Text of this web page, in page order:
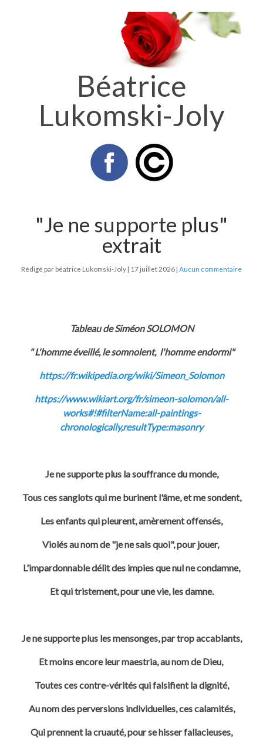
Béatrice
Lukomski-Joly
"Je ne supporte plus"
extrait
Rédigé par béatrice Lukomski-Joly 17 juillet 2026 Aucun commentaire
Tableau de Siméon SOLOMON
" L'homme éveillé, le somnolent, l'homme endormi"
https://fr.wikipedia.org/wiki/Simeon_Solomon
https://www.wikiart.org/fr/simeon-solomon/all-
works#!#filterName:all-paintings-
chronologically,resultType:masonry
Je ne supporte plus la souffrance du monde,
Tous ces sanglots qui me burinent l'âme, et me sondent,
Les enfants qui pleurent, amèrement offensés,
Violés au nom de "je ne sais quoi", pour jouer,
L'impardonnable délit des impies que nul ne condamne,
Et qui tristement, pour une vie, les damne.
Je ne supporte plus les mensonges, par trop accablants,
Et moins encore leur maestria, au nom de Dieu,
Toutes ces contre-vérités qui falsifient la dignité,
Au nom des perversions individuelles, ces calamités,
Qui prennent la cruauté, pour se hisser fallacieuses,